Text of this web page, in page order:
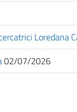
Loredana
02/07/2026